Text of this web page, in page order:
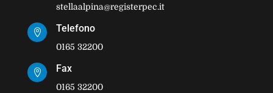
stellaalpina@registerpec.it
 Telefono
0165 32200
 Fax
0165 32200